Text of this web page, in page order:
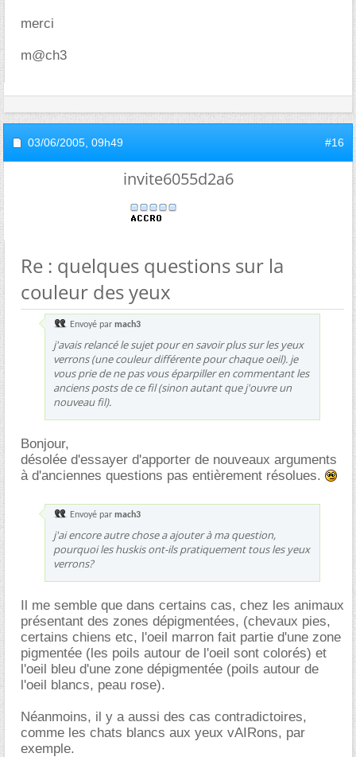
merci
m@ch3
03/06/2005, 09h49 #16
invite6055d2a6
Re : quelques questions sur la
couleur des yeux
Envoyé par mach3
j'avais relancé le sujet pour en savoir plus sur les yeux
verrons (une couleur différente pour chaque oeil). je
vous prie de ne pas vous éparpiller en commentant les
anciens posts de ce fil (sinon autant que j'ouvre un
nouveau fil).
Bonjour,
désolée d'essayer d'apporter de nouveaux arguments
à d'anciennes questions pas entièrement résolues.
Envoyé par mach3
j'ai encore autre chose a ajouter à ma question,
pourquoi les huskis ont-ils pratiquement tous les yeux
verrons?
Il me semble que dans certains cas, chez les animaux
présentant des zones dépigmentées, (chevaux pies,
certains chiens etc, l'oeil marron fait partie d'une zone
pigmentée (les poils autour de l'oeil sont colorés) et
l'oeil bleu d'une zone dépigmentée (poils autour de
l'oeil blancs, peau rose).
Néanmoins, il y a aussi des cas contradictoires,
comme les chats blancs aux yeux vAIRons, par
exemple.